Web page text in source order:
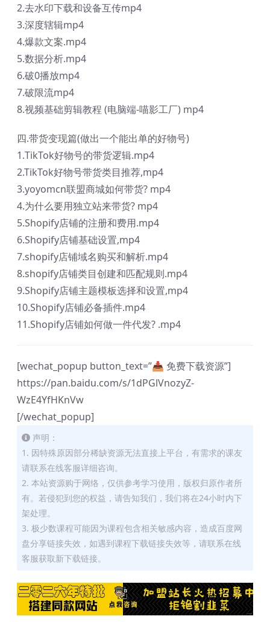
2.去水印下载和设备互传mp4
3.深度辖辑mp4
4.爆款文案.mp4
5.数据分析.mp4
6.破0播放mp4
7.破限流mp4
8.视频基础剪辑教程 (电脑端-喵影工厂) mp4
四.带货变现篇(做出一个能出单的好物号)
1.TikTok好物号的带货逻辑.mp4
2.TikTok好物号带货类目推荐,mp4
3.yoyomcn联盟商城如何带货? mp4
4.为什么要用独立站来带货? mp4
5.Shopify店铺的注册和费用.mp4
6.Shopify店铺基础设置,mp4
7.shopify店铺域名购买和解析.mp4
8.shopify店铺类目创建和匹配规则.mp4
9.Shopify店铺主题模板选择和设置,mp4
10.Shopify店铺必备插件.mp4
11.Shopify店铺如何做一件代发? .mp4
[wechat_popup button_text=”📥 免费下载资源”]
https://pan.baidu.com/s/1dPGlVnozyZ-
WzE4YfHKnVw
[/wechat_popup]
声明：
1. 因特殊原因部分稀缺资源无法直接上平台，有需求的课友
请联系在线客服详细咨询。
2. 本站资源购于网络，仅供参考学习使用，版权归原作者所
有。若侵犯到您的权益，请告知我们，我们将在24小时内下
架处理。
3. 极少数课程可能因为课程包含相关敏感内容，造成百度网
盘分享链接失效，如遇到课程下载链接失效等，请联系在线
客服获取新下载链接。